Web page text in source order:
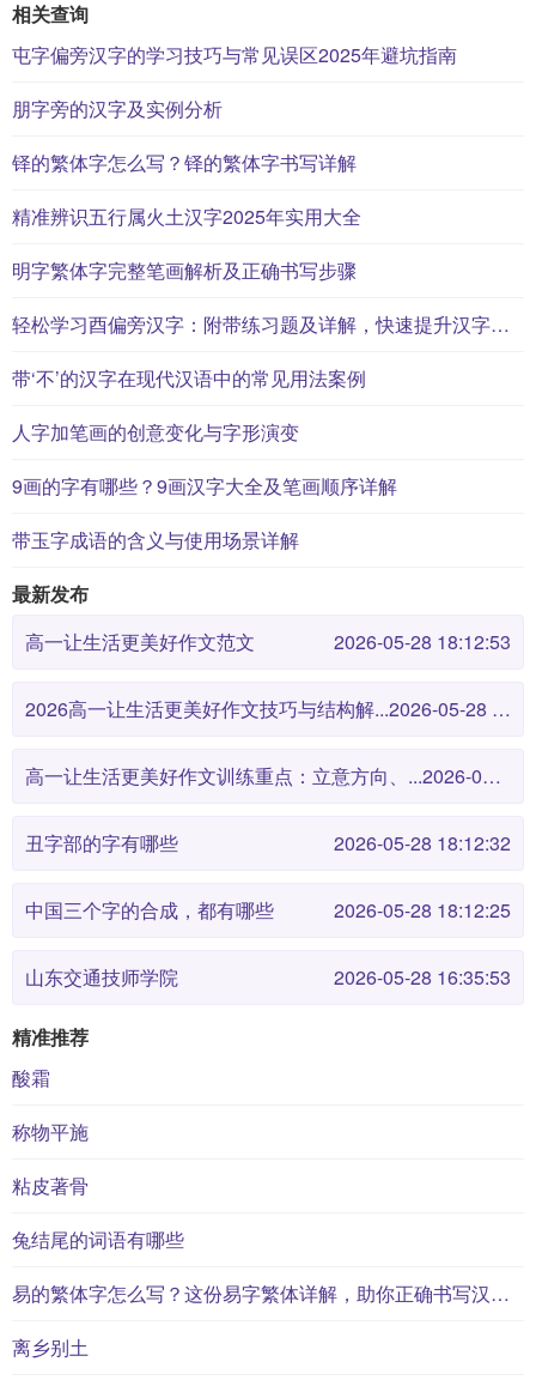
相关查询
屯字偏旁汉字的学习技巧与常见误区2025年避坑指南
朋字旁的汉字及实例分析
铎的繁体字怎么写？铎的繁体字书写详解
精准辨识五行属火土汉字2025年实用大全
明字繁体字完整笔画解析及正确书写步骤
轻松学习酉偏旁汉字：附带练习题及详解，快速提升汉字书写能力
带‘不’的汉字在现代汉语中的常见用法案例
人字加笔画的创意变化与字形演变
9画的字有哪些？9画汉字大全及笔画顺序详解
带玉字成语的含义与使用场景详解
最新发布
高一让生活更美好作文范文
2026-05-28 18:12:53
2026高一让生活更美好作文技巧与结构解... 2026-05-28 18:12:46
高一让生活更美好作文训练重点：立意方向、... 2026-05-28 18:12:38
丑字部的字有哪些 2026-05-28 18:12:32
中国三个字的合成，都有哪些 2026-05-28 18:12:25
山东交通技师学院 2026-05-28 16:35:53
精准推荐
酸霜
称物平施
粘皮著骨
兔结尾的词语有哪些
易的繁体字怎么写？这份易字繁体详解，助你正确书写汉字_汉字繁体学习
离乡别土